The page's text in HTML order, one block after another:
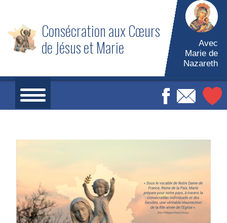
Consécration aux Cœurs
de Jésus et Marie
Avec
Marie de
Nazareth